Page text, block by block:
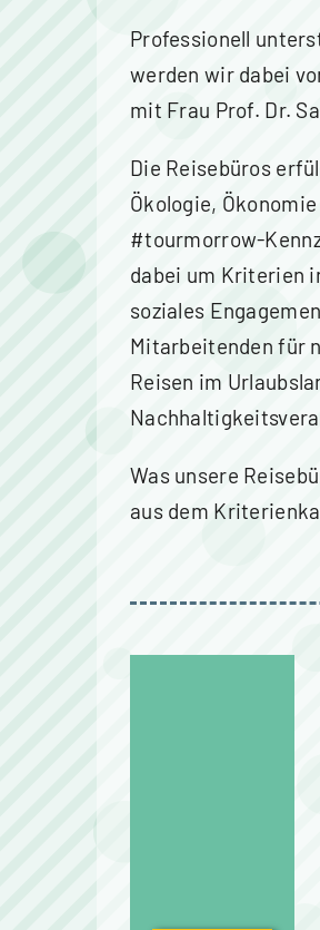
Professionell
werden wir dabei
mit Frau Prof. Dr.
Die Reisebüros
Ökologie,
#tourmorrow-
dabei um Kriterien
soziales
Mitarbeitenden für
Reisen im
Was unsere
aus dem